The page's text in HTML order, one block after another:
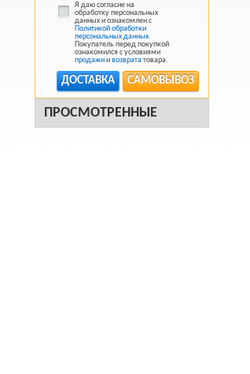
Я даю согласие на
обработку персональных
данных и ознакомлен с
Политикой обработки
персональных данных.
Покупатель перед покупкой
ознакомился с условиями
продажиивозврататовара.
САМОВЫВОЗ
ДОСТАВКА
ПРОСМОТРЕННЫЕ